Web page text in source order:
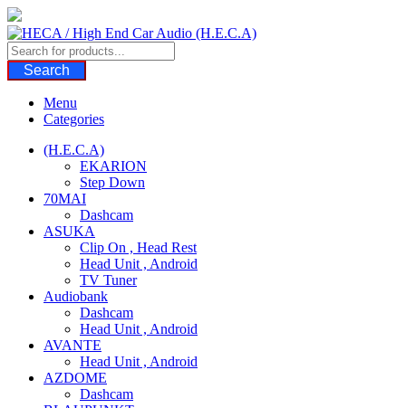
Skip
to
content
Search
Menu
Categories
(H.E.C.A)
EKARION
Step Down
70MAI
Dashcam
ASUKA
Clip On , Head Rest
Head Unit , Android
TV Tuner
Audiobank
Dashcam
Head Unit , Android
AVANTE
Head Unit , Android
AZDOME
Dashcam